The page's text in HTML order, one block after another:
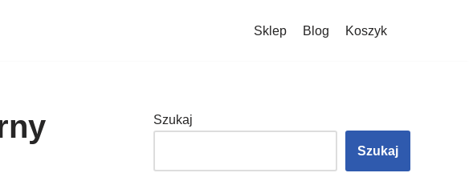
Sklep Blog Koszyk
Szukaj
Szukaj